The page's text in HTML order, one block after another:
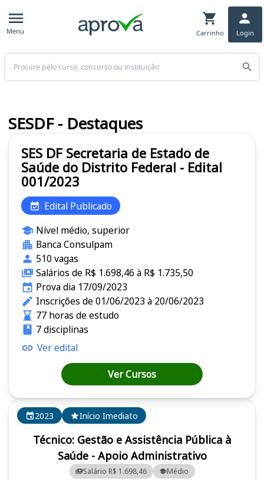
Menu Carrinho Login
Buscar
2023 Início Imediato
Técnico: Gestão e Assistência Pública à
Saúde - Apoio Administrativo
Salário R$ 1.698,46 Médio
SES DF Secretaria de Estado de
Saúde do Distrito Federal - Edital
001/2023
Edital Publicado
Nível médio, superior
Banca Consulpam
510 vagas
Salários de R$ 1.698,46 à R$ 1.735,50
Prova dia 17/09/2023
Inscrições de 01/06/2023 à 20/06/2023
77 horas de estudo
7 disciplinas
Ver edital
Ver Cursos
SESDF - Destaques